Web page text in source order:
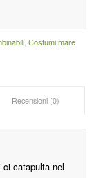
, Costumi mare
Recensioni (0)
catapulta nel